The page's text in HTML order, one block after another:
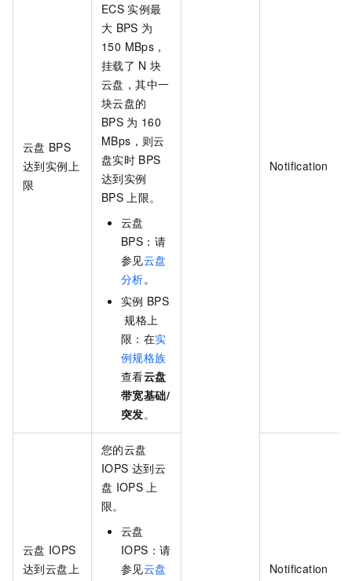
云盘 BPS
达到实例上
限
ECS 实例最
大 BPS 为
150 MBps，
挂载了 N 块
云盘，其中一
块云盘的
BPS 为 160
MBps，则云
盘实时 BPS
达到实例
BPS 上限。
云盘
BPS：请
参见云盘
分析。
实例 BPS
规格上
限：在实
例规格族
查看云盘
带宽基础/
突发。
Notification
云盘 IOPS
达到云盘上
您的云盘
IOPS 达到云
盘 IOPS 上
限。
云盘
IOPS：请
参见云盘
Notification